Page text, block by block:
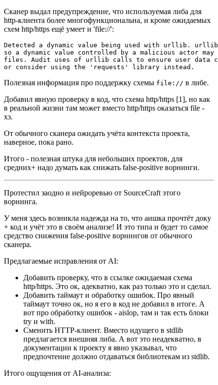
Сканер выдал предупреждение, что используемая либа для
http-клиента более многофункциональна, и кроме ожидаемых
схем http/https ещё умеет и 'file://':
Detected a dynamic value being used with urllib .
urllib
so
a dynamic value controlled by a malicious actor may
files . Audit uses of urllib calls to ensure user data
or consider using the ' requests ' library instead .
Полезная информация про поддержку схемы file:// в либе.
Добавил явную проверку в код, что схема http/https [1], но как
в реальной жизни там может вместо http/https оказаться file -
хз.
От обычного сканера ожидать учёта контекста проекта,
наверное, пока рано.
Итого - полезная штука для небольших проектов, для
средних+ надо думать как снижать false-positive ворнинги.
Протестил заодно и нейроревью от SourceCraft этого
ворнинга.
У меня здесь возникла надежда на то, что аишка прочтёт доку
+ код и учёт это в своём анализе! И это типа и будет то самое
средство снижения false-positive ворнингов от обычного
сканера.
Предлагаемые исправления от AI:
Добавить проверку, что в ссылке ожидаемая схема
http/https. Это ок, адекватно, как раз только это и сделал.
Добавить таймаут и обработку ошибок. Про явный
таймаут точно ок, но я его в код не добавил в итоге. А
вот про обработку ошибок - aislop, там и так есть блоки
try и with.
Сменить HTTP-клиент. Вместо идущего в stdlib
предлагается внешняя либа. А вот это неадекватно, в
документации к проекту я явно указывал, что
предпочтение должно отдаваться библиотекам из stdlib.
Итого ощущения от AI-анализа: